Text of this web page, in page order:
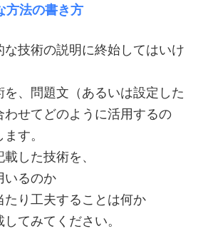
方法の書き方
技術の説明に終始してはいけ
、問題文（あるいは設定した
せてどのように活用するの
す。
した技術を、
るのか
り工夫することは何か
てみてください。